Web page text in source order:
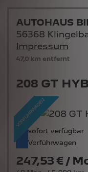
47,0 km entfernt
208 GT
sofort verfügbar
Vorführwagen
247,53 € /
AUTOHAUS
56368
Impressum